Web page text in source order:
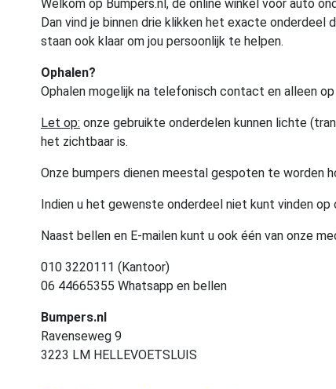
Welkom op Bumpers.nl, de online winkel voor auto
Dan vind je binnen drie klikken het exacte
staan ook klaar om jou persoonlijk te helpen.
Ophalen?
Ophalen mogelijk na telefonisch contact en alleen op
Let op: onze gebruikte onderdelen kunnen lichte
het zichtbaar is.
Onze bumpers dienen meestal gespoten te worden
Indien u het gewenste onderdeel niet kunt vinden
Naast bellen en E-mailen kunt u ook één van onze
010 3220111 (Kantoor)
06 44665355 Whatsapp en bellen
Bumpers.nl
Ravenseweg 9
3223 LM HELLEVOETSLUIS